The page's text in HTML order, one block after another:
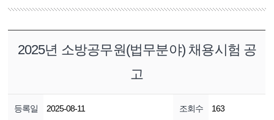
2025년 소방공무원(법무분야) 채용시험 공
고
등록일 2025-08-11 조회수 163